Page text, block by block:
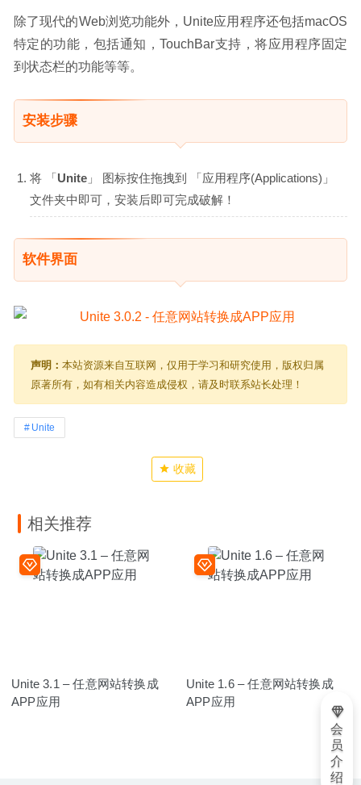
除了现代的Web浏览功能外，Unite应用程序还包括macOS
特定的功能，包括通知，TouchBar支持，将应用程序固定
到状态栏的功能等等。
安装步骤
将 「Unite 」 图标按住拖拽到 「应用程序(Applications)」
文件夹中即可，安装后即可完成破解！
软件界面
声明： 本站资源来自互联网，仅用于学习和研究使用，版权归属
原著所有，如有相关内容造成侵权，请及时联系站长处理！
Unite
收藏
相关推荐
Unite 3.1 – 任意网站转换成
APP应用
Unite 1.6 – 任意网站转换成
APP应用
会
员
介
绍